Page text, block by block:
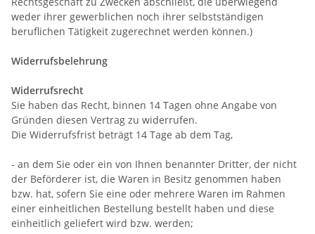
weder ihrer gewerblichen noch ihrer selbstständigen
beruflichen Tätigkeit zugerechnet werden können.)
Widerrufsbelehrung
Widerrufsrecht
Sie haben das Recht, binnen 14 Tagen ohne Angabe von
Gründen diesen Vertrag zu widerrufen.
Die Widerrufsfrist beträgt 14 Tage ab dem Tag,
- an dem Sie oder ein von Ihnen benannter Dritter, der nicht
der Beförderer ist, die Waren in Besitz genommen haben
bzw. hat, sofern Sie eine oder mehrere Waren im Rahmen
einer einheitlichen Bestellung bestellt haben und diese
einheitlich geliefert wird bzw. werden;